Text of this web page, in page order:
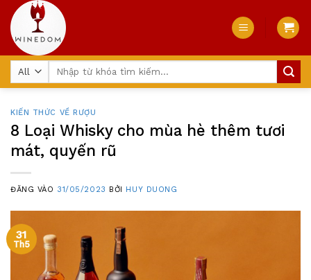
Skip
content
KIẾN THỨC VỀ RƯỢU
8 Loại Whisky cho mùa hè thêm tươi
mát, quyến rũ
ĐĂNG VÀO 31/05/2023 BỞI HUY DUONG
31
Th5